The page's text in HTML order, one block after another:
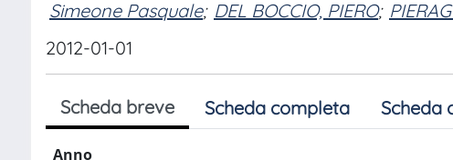
Simeone Pasquale; DEL BOCCIO, PIERO;
2012-01-01
Scheda breve Scheda completa Scheda
Anno